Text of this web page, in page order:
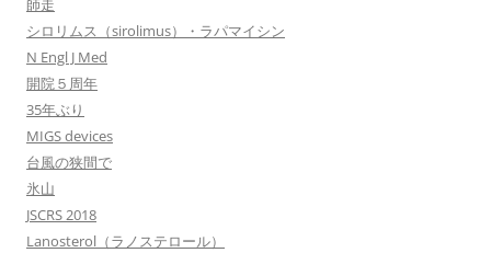
師走
シロリムス（sirolimus）・ラパマイシン
N Engl J Med
開院５周年
35年ぶり
MIGS devices
台風の狭間で
氷山
JSCRS 2018
Lanosterol（ラノステロール）